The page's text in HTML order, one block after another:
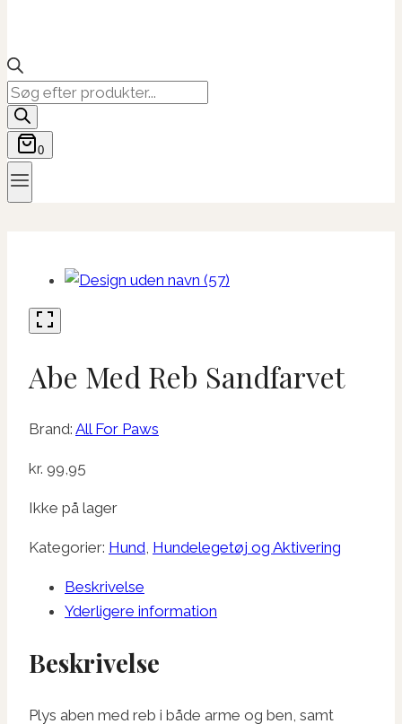
Products
search
0
Abe Med Reb Sandfarvet
Brand: All For Paws
kr. 99,95
Ikke på lager
Kategorier: Hund, Hundelegetøj og Aktivering
Beskrivelse
Yderligere information
Beskrivelse
Plys aben med reb i både arme og ben, samt